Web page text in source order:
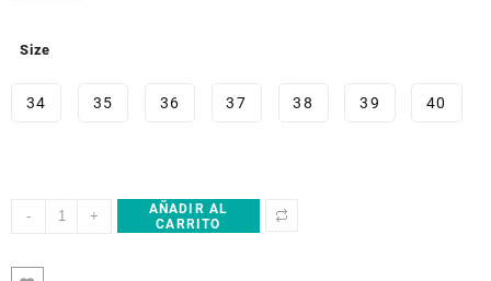
Size
34 35 36 37 38 39 40
-
Pointed+
AÑADIR AL
CARRITO